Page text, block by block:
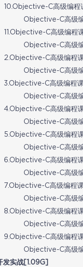
10.Objective-C高级编
Objective-C高级
11.Objective-C高级编程
Objective-C高级
2.Objective-C高级编程
Objective-C高级
3.Objective-C高级编程
Objective-C高级
4.Objective-C高级编程
Objective-C高级
5.Objective-C高级编程
Objective-C高级
6.Objective-C高级编程
Objective-C高级
7.Objective-C高级编程
Objective-C高级
8.Objective-C高级编程
Objective-C高级
9.Objective-C高级编程
Objective-C高级
发实战[1.09G]